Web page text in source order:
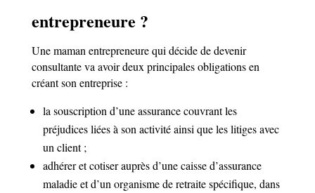
entrepreneure ?
Une maman entrepreneure qui décide de devenir
consultante va avoir deux principales obligations en
créant son entreprise :
la souscription d’une assurance couvrant les
préjudices liées à son activité ainsi que les litiges avec
un client ;
adhérer et cotiser auprès d’une caisse d’assurance
maladie et d’un organisme de retraite spécifique, dans